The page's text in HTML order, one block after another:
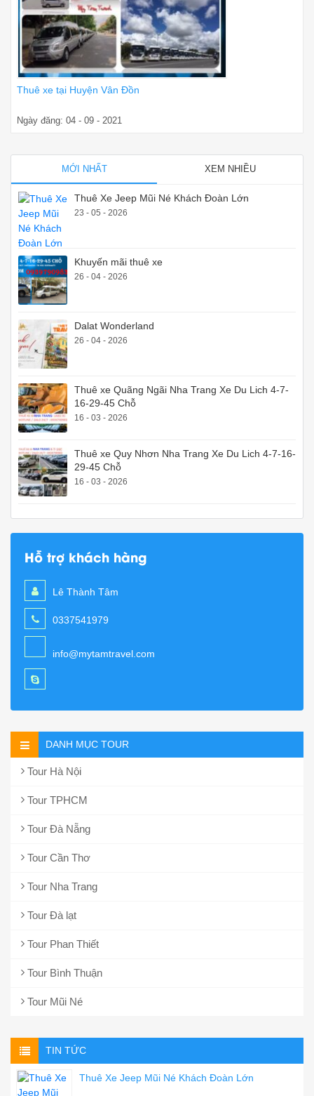
Thuê xe tại Huyện Vân Đồn
Ngày đăng: 04 - 09 - 2021
MỚI NHẤT XEM NHIỀU
Thuê Xe Jeep Mũi Né Khách Đoàn Lớn
23 - 05 - 2026
Khuyến mãi thuê xe
26 - 04 - 2026
Dalat Wonderland
26 - 04 - 2026
Thuê xe Quãng Ngãi Nha Trang Xe Du Lich 4-7-
16-29-45 Chỗ
16 - 03 - 2026
Thuê xe Quy Nhơn Nha Trang Xe Du Lich 4-7-16-
29-45 Chỗ
16 - 03 - 2026
Hỗ trợ khách hàng
Lê Thành Tâm
0337541979
info@mytamtravel.com
DANH MỤC TOUR
Tour Hà Nội
Tour TPHCM
Tour Đà Nẵng
Tour Cần Thơ
Tour Nha Trang
Tour Đà lạt
Tour Phan Thiết
Tour Bình Thuận
Tour Mũi Né
TIN TỨC
Thuê Xe Jeep Mũi Né Khách Đoàn Lớn